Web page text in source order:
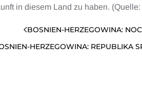
in diesem Land zu haben.
BOSNIEN-HERZEGOWINA:
HERZEGOWINA: REPUBLIKA